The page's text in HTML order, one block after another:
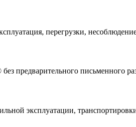
перегрузки,
предварительного письменного
эксплуатации,